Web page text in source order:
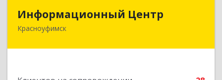
Информационный Центр
Красноуфимск
Информационный Центр
623300, Свердловская обл, Красноуфимск г,